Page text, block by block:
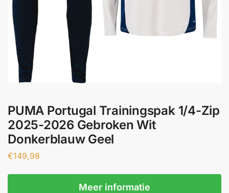
PUMA Portugal Trainingspak 1/4-Zip
2025-2026 Gebroken Wit
Donkerblauw Geel
€149,98
Meer informatie